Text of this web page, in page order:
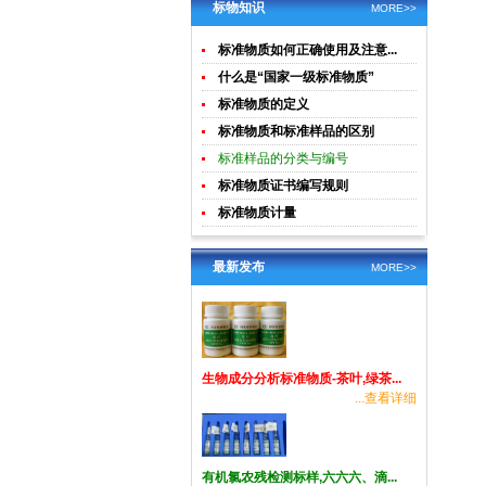
土壤生物成
分分析
酸钾)标准溶
液食品检测
标准物质
MORE>>
标物知识
标准物质如何正确使用及注意...
什么是“国家一级标准物质”
标准物质的定义
标准物质和标准样品的区别
标准样品的分类与编号
标准物质证书编写规则
标准物质计量
MORE>>
最新发布
生物成分分析标准物质-茶叶,绿茶...
...查看详细
有机氯农残检测标样,六六六、滴...